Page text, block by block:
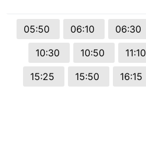
05:50 06:10 06:30
10:30
10:50 11:10
15:25
15:50 16:15